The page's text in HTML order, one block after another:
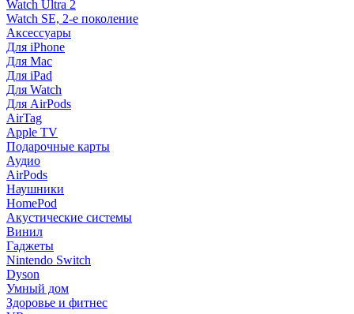
Watch Ultra 2
Watch SE, 2-е поколение
Аксессуары
Для iPhone
Для Mac
Для iPad
Для Watch
Для AirPods
AirTag
Apple TV
Подарочные карты
Аудио
AirPods
Наушники
HomePod
Акустические системы
Винил
Гаджеты
Nintendo Switch
Dyson
Умный дом
Здоровье и фитнес